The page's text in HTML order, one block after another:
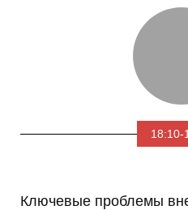
18:10-
Ключевые проблемы